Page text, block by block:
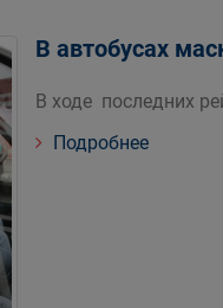
В автобусах
В ходе последних
Подробнее